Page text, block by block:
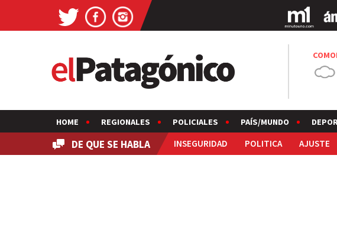
HOME REGIONALES POLICIALES PAÍS/MUNDO
DE QUE SE HABLA INSEGURIDAD POLITICA AJUSTE